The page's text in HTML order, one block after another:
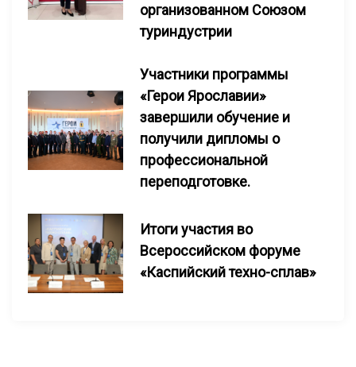
организованном Союзом
туриндустрии
Участники программы
«Герои Ярославии»
завершили обучение и
получили дипломы о
профессиональной
переподготовке.
Итоги участия во
Всероссийском форуме
«Каспийский техно-сплав»